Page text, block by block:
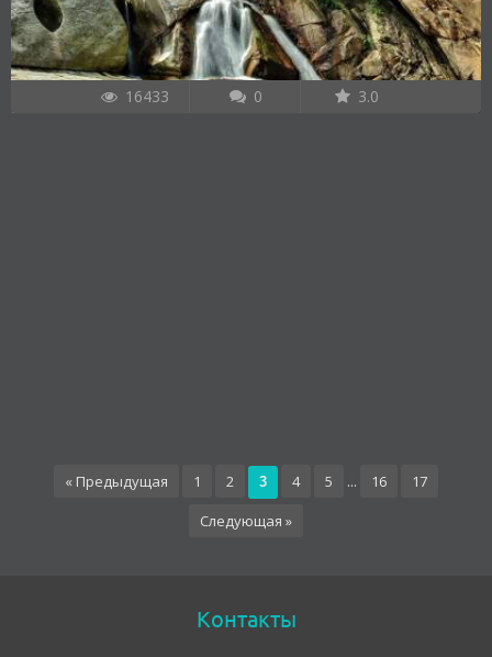
16433 0 3.0
« Предыдущая 1 2 3 4 5 ... 16
17
Следующая »
Контакты